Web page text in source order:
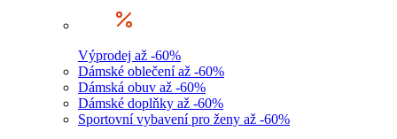
Výprodej až -60%
Dámské oblečení až -60%
Dámská obuv až -60%
Dámské doplňky až -60%
Sportovní vybavení pro ženy až -60%